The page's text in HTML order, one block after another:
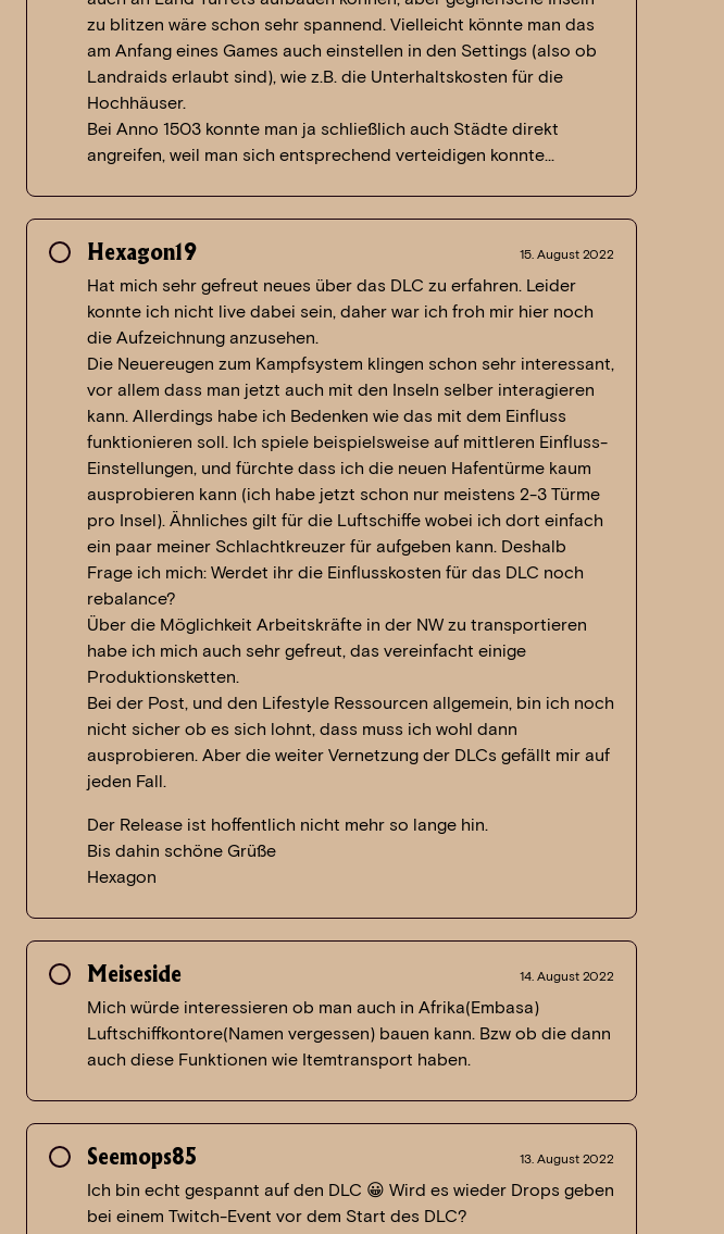
zu blitzen wäre schon sehr spannend. Vielleicht könnte man das
am Anfang eines Games auch einstellen in den Settings (also ob
Landraids erlaubt sind), wie z.B. die Unterhaltskosten für die
Hochhäuser.
Bei Anno 1503 konnte man ja schließlich auch Städte direkt
angreifen, weil man sich entsprechend verteidigen konnte…
Hexagon19 15. August 2022
Hat mich sehr gefreut neues über das DLC zu erfahren. Leider
konnte ich nicht live dabei sein, daher war ich froh mir hier noch
die Aufzeichnung anzusehen.
Die Neuereugen zum Kampfsystem klingen schon sehr interessant,
vor allem dass man jetzt auch mit den Inseln selber interagieren
kann. Allerdings habe ich Bedenken wie das mit dem Einfluss
funktionieren soll. Ich spiele beispielsweise auf mittleren Einfluss-
Einstellungen, und fürchte dass ich die neuen Hafentürme kaum
ausprobieren kann (ich habe jetzt schon nur meistens 2-3 Türme
pro Insel). Ähnliches gilt für die Luftschiffe wobei ich dort einfach
ein paar meiner Schlachtkreuzer für aufgeben kann. Deshalb
Frage ich mich: Werdet ihr die Einflusskosten für das DLC noch
rebalance?
Über die Möglichkeit Arbeitskräfte in der NW zu transportieren
habe ich mich auch sehr gefreut, das vereinfacht einige
Produktionsketten.
Bei der Post, und den Lifestyle Ressourcen allgemein, bin ich noch
nicht sicher ob es sich lohnt, dass muss ich wohl dann
ausprobieren. Aber die weiter Vernetzung der DLCs gefällt mir auf
jeden Fall.
Der Release ist hoffentlich nicht mehr so lange hin.
Bis dahin schöne Grüße
Hexagon
Meiseside 14. August 2022
Mich würde interessieren ob man auch in Afrika(Embasa)
Luftschiffkontore(Namen vergessen) bauen kann. Bzw ob die dann
auch diese Funktionen wie Itemtransport haben.
Seemops85 13. August 2022
Ich bin echt gespannt auf den DLC 😀 Wird es wieder Drops geben
bei einem Twitch-Event vor dem Start des DLC?